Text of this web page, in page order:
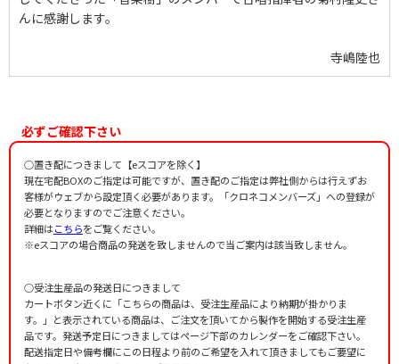
んに感謝します。
寺嶋陸也
必ずご確認下さい
○置き配につきまして【eスコアを除く】
現在宅配BOXのご指定は可能ですが、置き配のご指定は弊社側からは行えずお
客様がウェブから設定頂く必要があります。「クロネコメンバーズ」への登録が
必要となりますのでご注意ください。
詳細はこちらをご覧ください。
※eスコアの場合商品の発送を致しませんので当ご案内は該当致しません。
○受注生産品の発送日につきまして
カートボタン近くに「こちらの商品は、受注生産品により納期が掛かりま
す。」と表示されている商品は、ご注文を頂いてから製作を開始する受注生産
品です。発送予定日につきましてはページ下部のカレンダーをご確認下さい。
配送指定日や備考欄にこの日程より前のご希望を入れて頂きましてもご要望に